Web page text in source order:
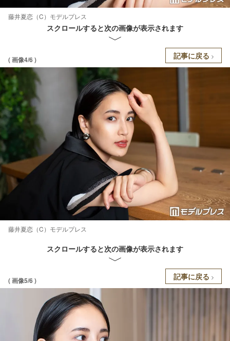
藤井夏恋（C）モデルプレス
スクロールすると次の画像が表示されます
( 画像4/6 ) 記事に戻る
藤井夏恋（C）モデルプレス
スクロールすると次の画像が表示されます
( 画像5/6 ) 記事に戻る